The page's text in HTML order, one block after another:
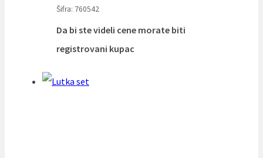
Šifra: 760542
Da bi ste videli cene morate biti
registrovani kupac